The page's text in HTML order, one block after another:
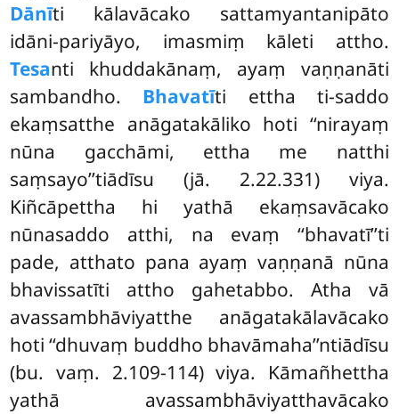
Dānīti kālavācako sattamyantanipāto
idāni-pariyāyo, imasmiṃ kāleti attho.
Tesanti khuddakānaṃ, ayaṃ vaṇṇanāti
sambandho. Bhavatīti ettha ti-saddo
ekaṃsatthe anāgatakāliko hoti ‘‘nirayaṃ
nūna gacchāmi, ettha me natthi
saṃsayo’’tiādīsu (jā. 2.22.331) viya.
Kiñcāpettha hi yathā ekaṃsavācako
nūnasaddo atthi, na evaṃ ‘‘bhavatī’’ti
pade, atthato pana ayaṃ vaṇṇanā nūna
bhavissatīti attho gahetabbo. Atha vā
avassambhāviyatthe anāgatakālavācako
hoti ‘‘dhuvaṃ buddho bhavāmaha’’ntiādīsu
(bu. vaṃ. 2.109-114) viya. Kāmañhettha
yathā avassambhāviyatthavācako